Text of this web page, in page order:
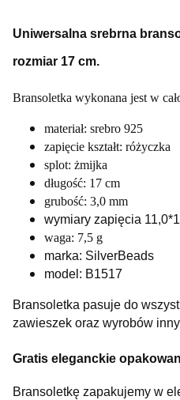
Uniwersalna srebrna
rozmiar 17 cm.
Bransoletka wykonana jest w
materiał: srebro 925
zapięcie kształt: różyczka
splot: żmijka
długość: 17 cm
grubość: 3,0 mm
wymiary zapięcia
waga: 7,5 g
marka: SilverBeads
model: B1517
Bransoletka pasuje do
zawieszek oraz wyrobów
Gratis eleganckie
Bransoletkę zapakujemy w